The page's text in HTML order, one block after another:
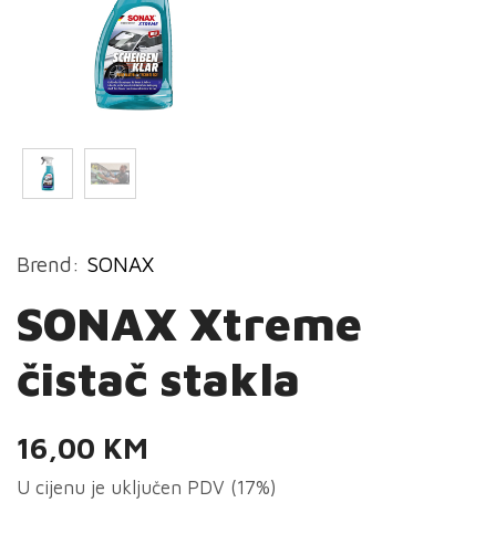
Brend: SONAX
SONAX Xtreme
čistač stakla
16,00 KM
U cijenu je uključen PDV (17%)